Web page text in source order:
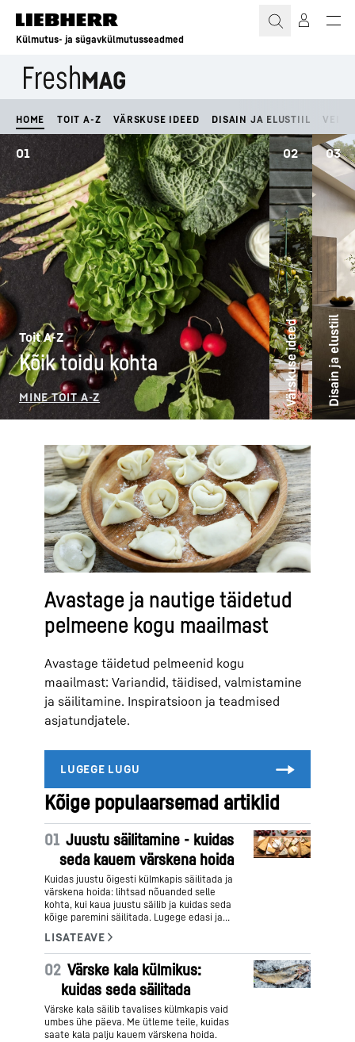
Külmutus- ja sügavkülmutusseadmed
HOME TOIT A-Z VÄRSKUSE IDEED DISAIN JA ELUSTIIL VEIN
01
Toit A-Z
Kõik toidu kohta
02
Värskuse ideed
03
Disain ja elustiil
Avastage ja nautige täidetud
pelmeene kogu maailmast
Avastage täidetud pelmeenid kogu
maailmast: Variandid, täidised, valmistamine
ja säilitamine. Inspiratsioon ja teadmised
asjatundjatele.
Kõige populaarsemad artiklid
01 Juustu säilitamine - kuidas
seda kauem värskena hoida
Kuidas juustu õigesti külmkapis säilitada ja
värskena hoida: lihtsad nõuanded selle
kohta, kui kaua juustu säilib ja kuidas seda
kõige paremini säilitada. Lugege edasi ja
02 Värske kala külmikus:
kuidas seda säilitada
Värske kala säilib tavalises külmkapis vaid
umbes ühe päeva. Me ütleme teile, kuidas
saate kala palju kauem värskena hoida.